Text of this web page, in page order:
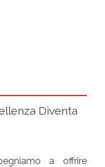
Diventa
a offrire